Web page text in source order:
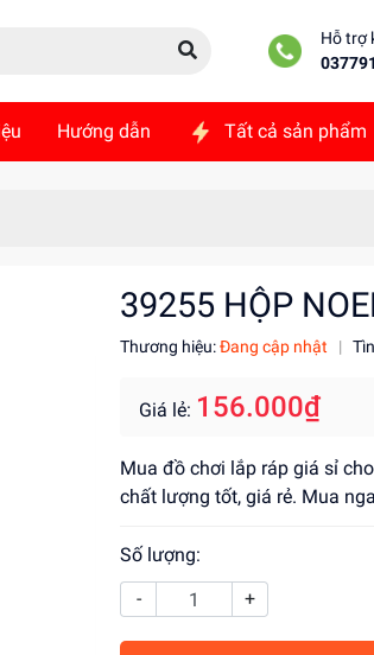
Hỗ trợ
Hướng dẫn Tất cả sản phẩm
39255 HỘP
Thương hiệu:Đang cập nhật |
Giá lẻ: 156.000₫
Mua đồ chơi lắp ráp giá sỉ
chất lượng tốt, giá rẻ. Mua
Số lượng:
-
+